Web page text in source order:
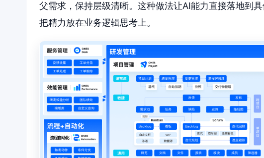
父需求，保持层级清晰。这种做法让AI能力直接落地到
把精力放在业务逻辑思考上。